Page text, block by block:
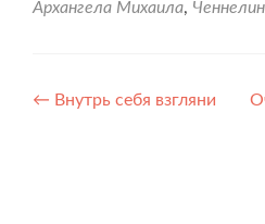
Архангела Михаила,
Навигация
← Внутрь себя взгляни